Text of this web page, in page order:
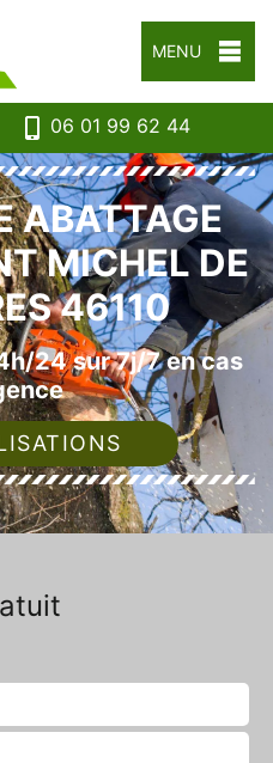
MENU
06 01 99 62 44
ABATTAGE
MICHEL DE
46110
24 sur 7j/7 en cas